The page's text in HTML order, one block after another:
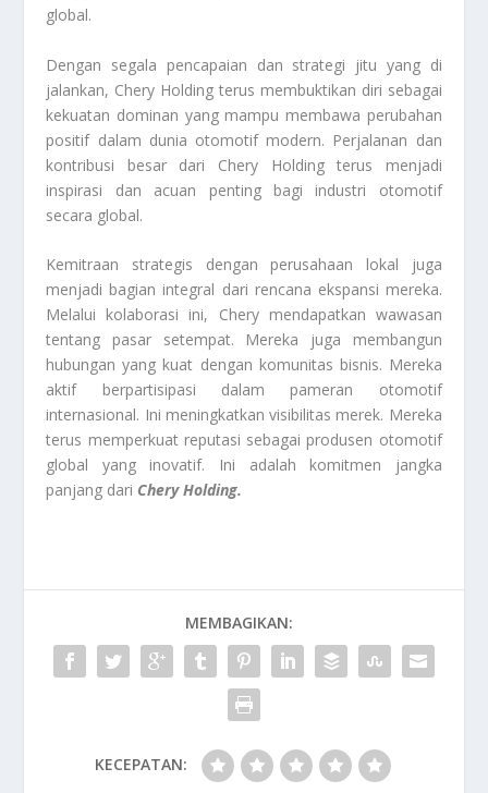
global.
Dengan segala pencapaian dan strategi jitu yang di
jalankan, Chery Holding terus membuktikan diri sebagai
kekuatan dominan yang mampu membawa perubahan
positif dalam dunia otomotif modern. Perjalanan dan
kontribusi besar dari Chery Holding terus menjadi
inspirasi dan acuan penting bagi industri otomotif
secara global.
Kemitraan strategis dengan perusahaan lokal juga
menjadi bagian integral dari rencana ekspansi mereka.
Melalui kolaborasi ini, Chery mendapatkan wawasan
tentang pasar setempat. Mereka juga membangun
hubungan yang kuat dengan komunitas bisnis. Mereka
aktif berpartisipasi dalam pameran otomotif
internasional. Ini meningkatkan visibilitas merek. Mereka
terus memperkuat reputasi sebagai produsen otomotif
global yang inovatif. Ini adalah komitmen jangka
panjang dari Chery Holding.
MEMBAGIKAN:
KECEPATAN: